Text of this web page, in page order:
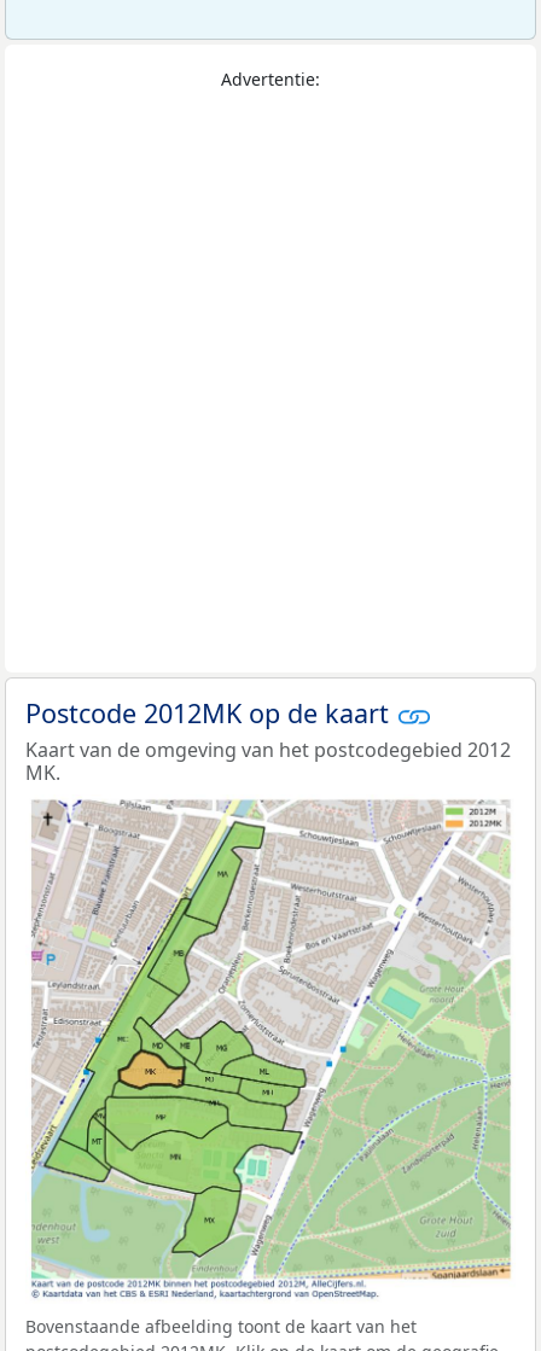
Advertentie:
Postcode 2012MK op de kaart
Kaart van de omgeving van het postcodegebied 2012
MK.
Bovenstaande afbeelding toont de kaart van het